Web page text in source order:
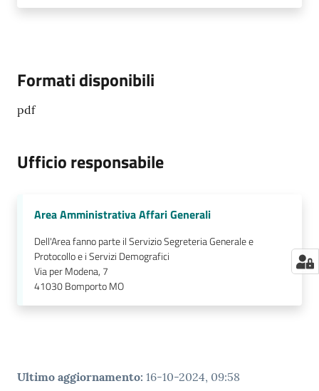
Formati disponibili
pdf
Ufficio responsabile
Area Amministrativa Affari Generali
Dell'Area fanno parte il Servizio Segreteria Generale e
Protocollo e i Servizi Demografici
Via per Modena, 7
41030Bomporto MO
Ultimo aggiornamento: 16-10-2024, 09:58